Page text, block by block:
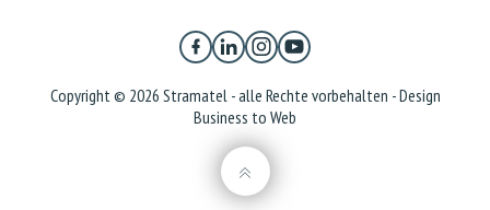
Copyright © 2026 Stramatel - alle Rechte vorbehalten - Design
Business to Web